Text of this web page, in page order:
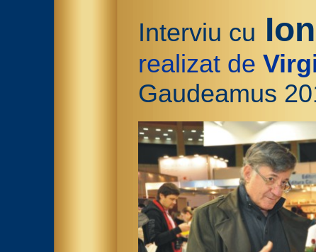
Interviu cu
realizat de
Gaudeamus